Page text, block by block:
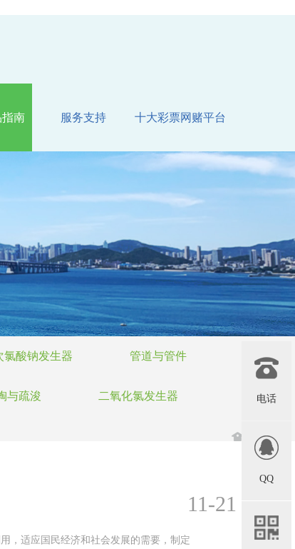
指南 服务支持 十大彩票网赌平台
氯酸钠发生器 管道与管件
与疏浚 二氧化氯发生器
，适应国民经济和社会发展的需要，制定
11-21
电话
QQ